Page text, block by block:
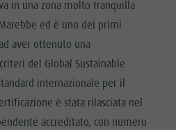
in una zona molto tranquilla
ed è uno dei primi
aver ottenuto una
del Global Sustainable
internazionale per il
è stata rilasciata nel
accreditato, con numero